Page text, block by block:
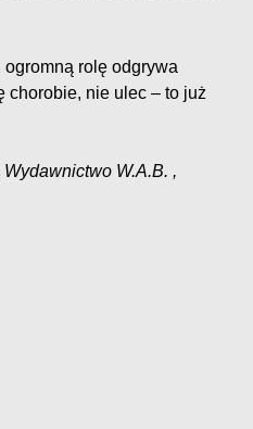
rolę odgrywa
chorobie, nie ulec – to już
W.A.B. ,